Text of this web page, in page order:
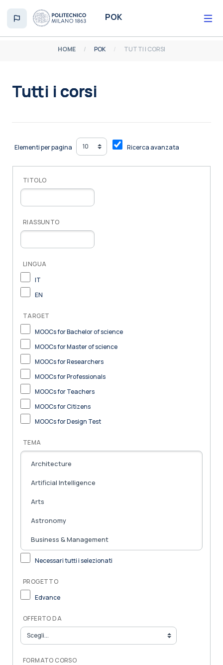
POK
HOME POK TUTTI I CORSI
Tutti i corsi
Elementi per pagina Ricerca avanzata
TITOLO
RIASSUNTO
LINGUA
IT
EN
TARGET
MOOCs for Bachelor of science
MOOCs for Master of science
MOOCs for Researchers
MOOCs for Professionals
MOOCs for Teachers
MOOCs for Citizens
MOOCs for Design Test
TEMA
Necessari tutti i selezionati
PROGETTO
Edvance
OFFERTO DA
FORMATO CORSO